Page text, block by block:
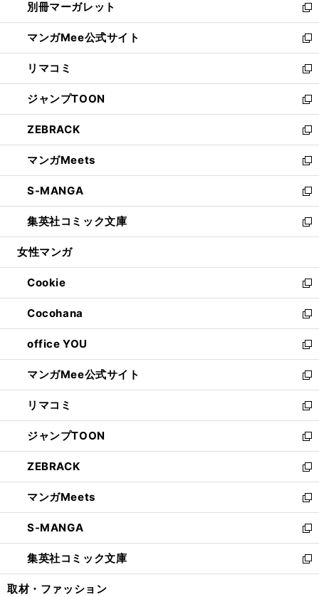
く
で
開
く
ィ
ン
ド
ウ
で
開
く
い
ウ
ィ
ン
ド
ウ
で
開
く
別冊マーガレット
新
し
い
ウ
ィ
ン
ド
ウ
で
開
く
マンガMee公式サイト
新
し
い
ウ
ィ
ン
ド
ウ
で
開
く
リマコミ
新
し
い
ウ
ィ
ン
ド
ウ
で
開
く
ジャンプTOON
新
し
い
ウ
ィ
ン
ド
ウ
で
開
ZEBRACK
新
し
い
ウ
ィ
ン
ド
ウ
開
く
マンガMeets
新
し
い
ウ
ィ
ン
ウ
で
開
く
S-MANGA
新
し
い
ウ
ン
ド
ウ
で
開
く
集英社コミック文庫
新
し
ウ
ィ
ン
ド
ウ
で
開
く
女性マンガ
Cookie
新
し
い
ウ
ィ
ン
ド
ウ
で
開
く
Cocohana
新
し
い
ウ
ィ
ン
ド
ウ
で
開
く
office YOU
新
し
い
ウ
ィ
ン
ド
ウ
で
開
く
マンガMee公式サイト
新
し
い
ウ
ィ
ン
ド
ウ
で
開
く
リマコミ
新
し
い
ウ
ィ
ン
ド
ウ
で
開
く
ジャンプTOON
新
し
い
ウ
ィ
ン
ド
ウ
で
開
ZEBRACK
新
し
い
ウ
ィ
ン
ド
ウ
マンガMeets
新
し
い
ウ
ィ
ン
S-MANGA
新
し
い
ウ
集英社コミック文庫
新
し
取材・ファッション